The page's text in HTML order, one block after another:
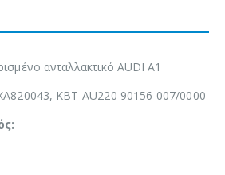
ανταλλακτικό AUDI A1
KBT-AU220 90156-007/0000